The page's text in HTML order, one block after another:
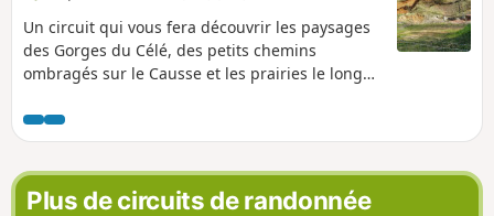
Un circuit qui vous fera découvrir les paysages
des Gorges du Célé, des petits chemins
ombragés sur le Causse et les prairies le long
des chemins publics souvent inaccessibles aux
véhicules à moteur.
Plus de circuits de randonnée